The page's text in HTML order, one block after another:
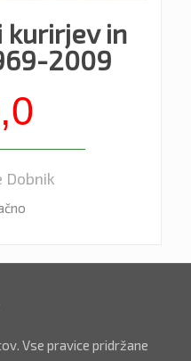
kurirjev in
2009
Dobnik
Vse pravice pridržane